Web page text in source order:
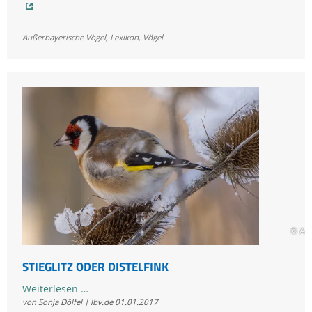
Außerbayerische Vögel, Lexikon, Vögel
©
STIEGLITZ ODER DISTELFINK
Weiterlesen …Stieglitz
oder
von Sonja Dölfel | lbv.de 01.01.2017